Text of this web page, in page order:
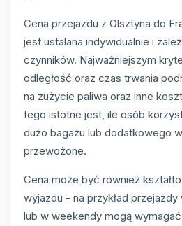
Cena przejazdu z Olsztyna do
jest ustalana indywidualnie i
czynników. Najważniejszym
odległość oraz czas trwania
na zużycie paliwa oraz inne
tego istotne jest, ile osób
dużo bagażu lub dodatkowego
przewożone.
Cena może być również
wyjazdu - na przykład
lub w weekendy mogą